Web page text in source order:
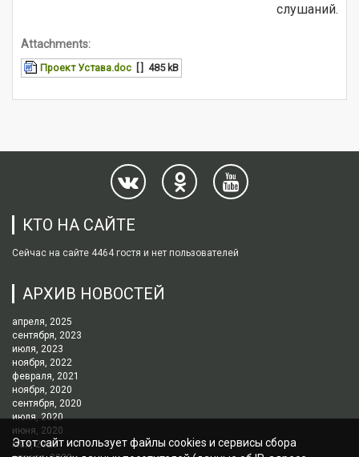
слушаний.
Attachments:
Проект Устава.doc 485 kB
КТО НА САЙТЕ
Сейчас на сайте 4464 гостя и нет пользователей
АРХИВ НОВОСТЕЙ
апреля, 2025
сентября, 2023
июля, 2023
ноября, 2022
февраля, 2021
ноября, 2020
сентября, 2020
июля, 2020
июня, 2020
мая, 2020
Этот сайт использует файлы cookies и сервисы сбора